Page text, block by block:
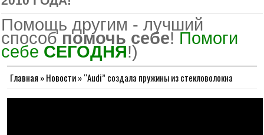
Помощь другим - лучший
способ помочь себе! Помоги
себе СЕГОДНЯ!)
Главная »Новости»“Audi” создала пружины из стекловолокна